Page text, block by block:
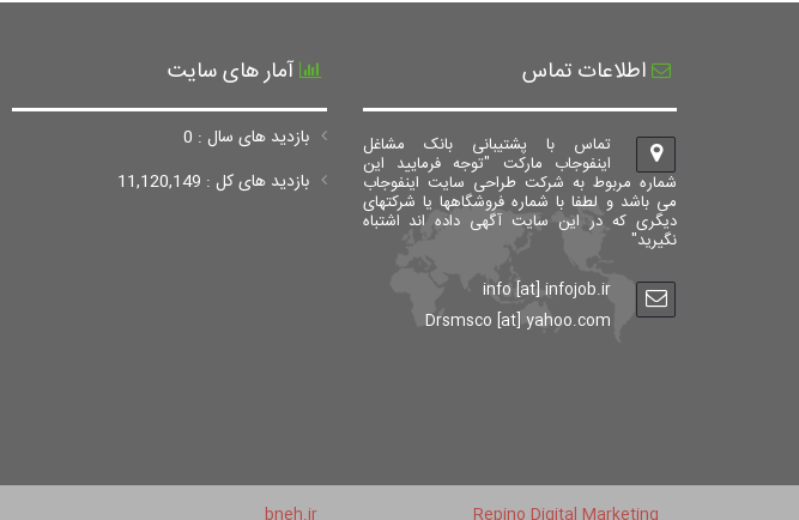
اطلاعات تماس
تماس با پشتیبانی بانک مشاغل
اینفوجاب مارکت "توجه فرمایید این
شماره مربوط به شرکت طراحی سایت اینفوجاب
می باشد و لطفا با شماره فروشگاهها یا شرکتهای
دیگری که در این سایت آگهی داده اند اشتباه
نگیرید"
info [at] infojob.ir
Drsmsco [at] yahoo.com
آمار های سایت
بازدید های سال : 0
بازدید های کل : 11,120,149